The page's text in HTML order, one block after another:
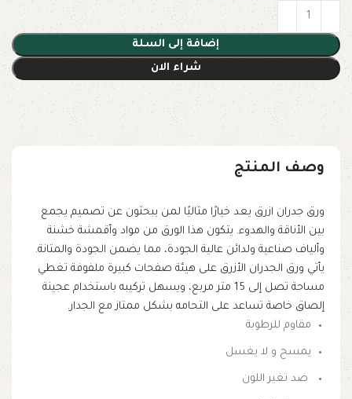
إضافة إلى السلة
شراء الان
وصف المنتج
ورق جدران ازرق يعد خيارًا مثاليًا لمن يبحثون عن تصميم يجمع
بين الأناقة والهدوء. يتكون هذا الورق من مواد وأقمشة خشنة
وألياف صناعية ولدائن عالية الجودة، مما يضمن الجودة والمتانة.
يأتي ورق الجدران الأزرق على هيئة صفحات كبيرة ملفوفة تغطي
مساحة تصل إلى 15 متر مربع، ويسهل تركيبه باستخدام عجينة
إلصاق خاصة تساعد على التحامه بشكل ممتاز مع الجدار.
مقاوم للرطوبة
يمسح و لا يغسل
ضد تغير اللون